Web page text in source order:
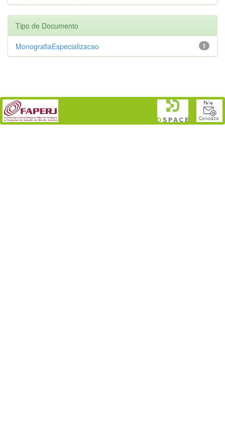
Tipo de Documento
1
MonografiaEspecializacao